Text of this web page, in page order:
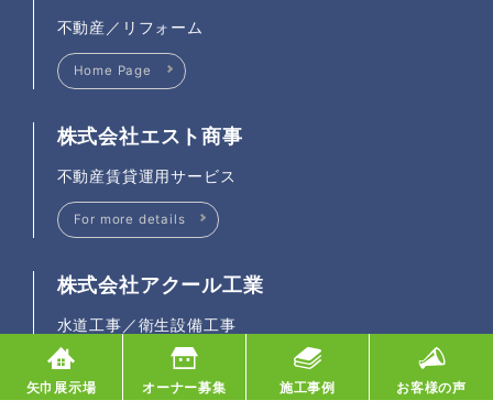
矢巾展示場 オーナー募集 施工事例 お客様の声
不動産／リフォーム
Home Page
株式会社エスト商事
不動産賃貸運用サービス
For more details
株式会社アクール工業
水道工事／衛生設備工事
Home Page